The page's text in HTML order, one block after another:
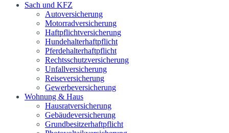
Sach und KFZ
Autoversicherung
Motorradversicherung
Haftpflichtversicherung
Hundehalterhaftpflicht
Pferdehalterhaftpflicht
Rechtsschutzversicherung
Unfallversicherung
Reiseversicherung
Gewerbeversicherung
Wohnung & Haus
Hausratversicherung
Gebäudeversicherung
Grundbesitzerhaftpflicht